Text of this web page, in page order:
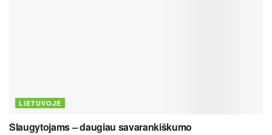
LIETUVOJE
Slaugytojams – daugiau savarankiškumo